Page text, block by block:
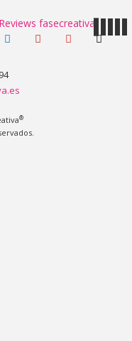
linkedin pinterestyoutubetiktok
®